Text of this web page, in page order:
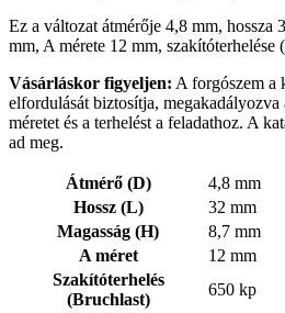
Ez a változat átmérője 4,8 mm, hossza
mm, A mérete 12 mm, szakítóterhelése
Vásárláskor figyeljen: A forgószem a
elfordulását biztosítja, megakadályozva
méretet és a terhelést a feladathoz. A
ad meg.
Átmérő (D)
4,8 mm
Hossz (L)
32 mm
Magasság (H)
8,7 mm
A méret
12 mm
Szakítóterhelés
(Bruchlast)
650 kp